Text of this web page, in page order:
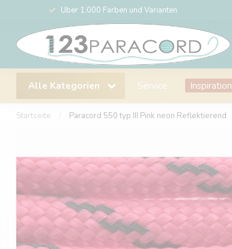
Über 1.000 Farben und Varianten
Alle Kategorien Service Inspiration
Startseite Paracord 550 typ III Pink neon Reflektierend